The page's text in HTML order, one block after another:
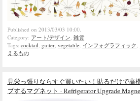
Published on 2013/03/03 10:00.
Category: アート/デザイン, 雑貨
Tags: cocktail, guiter, vegetable, インフォグラフィック,
えるもの
見栄っ張りならすぐ買いたい！貼るだけで高
プするマグネット - Refrigerator Upgrade